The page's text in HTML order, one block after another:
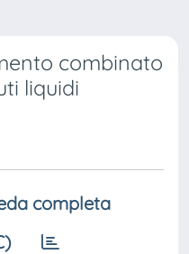
combinato
liquidi
completa